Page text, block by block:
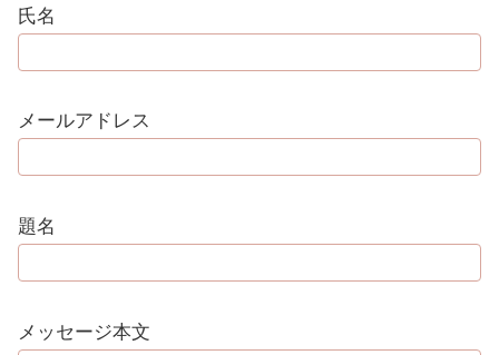
氏名
メールアドレス
題名
メッセージ本文